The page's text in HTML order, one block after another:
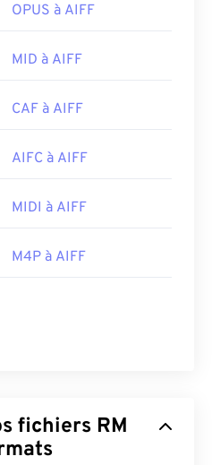
OPUS à AIFF
MID à AIFF
CAF à AIFF
AIFC à AIFF
MIDI à AIFF
M4P à AIFF
RM